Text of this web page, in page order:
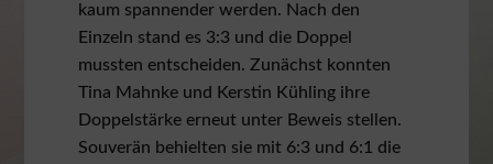
kaum spannender werden. Nach den
Einzeln stand es 3:3 und die Doppel
mussten entscheiden. Zunächst konnten
Tina Mahnke und Kerstin Kühling ihre
Doppelstärke erneut unter Beweis stellen.
Souverän behielten sie mit 6:3 und 6:1 die